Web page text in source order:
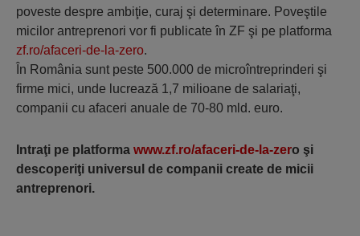
poveste despre ambiţie, curaj şi determinare. Poveştile
micilor antreprenori vor fi publicate în ZF şi pe platforma
zf.ro/afaceri-de-la-zero.
În România sunt peste 500.000 de microîntreprinderi şi
firme mici, unde lucrează 1,7 milioane de salariaţi,
companii cu afaceri anuale de 70-80 mld. euro.
Intraţi pe platforma www.zf.ro/afaceri-de-la-zero şi
descoperiţi universul de companii create de micii
antreprenori.